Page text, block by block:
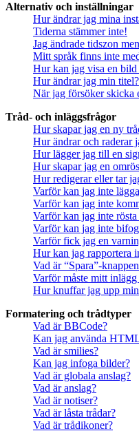
Alternativ och inställningar
Hur ändrar jag mina
Tiderna stämmer inte!
Jag ändrade tidszon
Mitt språk finns inte
Hur kan jag visa en
Hur ändrar jag min titel?
När jag försöker skicka
Tråd- och inläggsfrågor
Hur skapar jag en ny
Hur ändrar och raderar
Hur lägger jag till en
Hur skapar jag en
Hur redigerar eller tar
Varför kan jag inte
Varför kan jag inte
Varför kan jag inte
Varför kan jag inte
Varför fick jag en
Hur kan jag rapportera
Vad är “Spara”-
Varför måste mitt inlägg
Hur knuffar jag upp
Formatering och trådtyper
Vad är BBCode?
Kan jag använda
Vad är smilies?
Kan jag infoga bilder?
Vad är globala anslag?
Vad är anslag?
Vad är notiser?
Vad är låsta trådar?
Vad är trådikoner?